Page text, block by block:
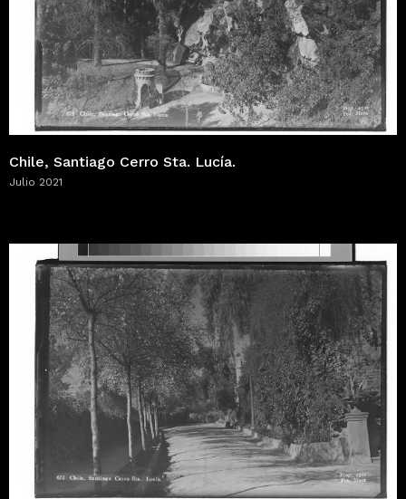
Chile, Santiago Cerro Sta. Lucía.
Julio 2021